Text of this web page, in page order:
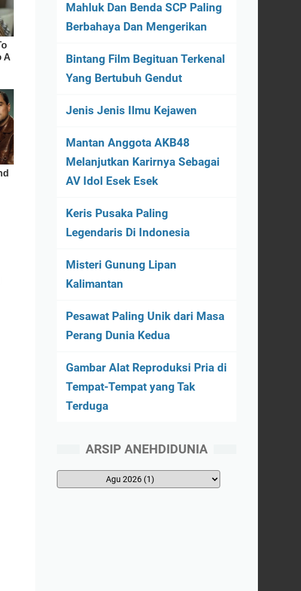
Mahluk Dan Benda SCP Paling
Berbahaya Dan Mengerikan
Bintang Film Begituan Terkenal
Yang Bertubuh Gendut
Jenis Jenis Ilmu Kejawen
Mantan Anggota AKB48
Melanjutkan Karirnya Sebagai
AV Idol Esek Esek
Keris Pusaka Paling
Legendaris Di Indonesia
Misteri Gunung Lipan
Kalimantan
Pesawat Paling Unik dari Masa
Perang Dunia Kedua
Gambar Alat Reproduksi Pria di
Tempat-Tempat yang Tak
Terduga
ARSIP ANEHDIDUNIA